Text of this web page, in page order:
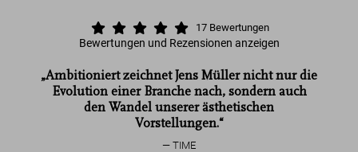
17 Bewertungen
Bewertungen und Rezensionen anzeigen
„Ambitioniert zeichnet Jens Müller nicht nur die
Evolution einer Branche nach, sondern auch
den Wandel unserer ästhetischen
Vorstellungen.“
TIME